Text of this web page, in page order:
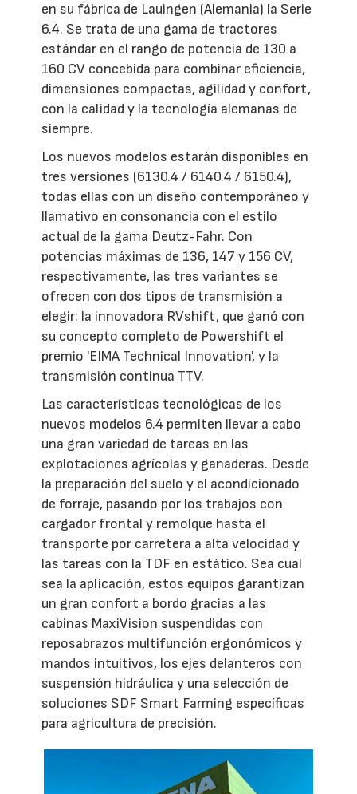
en su fábrica de Lauingen (Alemania) la Serie
6.4. Se trata de una gama de tractores
estándar en el rango de potencia de 130 a
160 CV concebida para combinar eficiencia,
dimensiones compactas, agilidad y confort,
con la calidad y la tecnología alemanas de
siempre.
Los nuevos modelos estarán disponibles en
tres versiones (6130.4 / 6140.4 / 6150.4),
todas ellas con un diseño contemporáneo y
llamativo en consonancia con el estilo
actual de la gama Deutz-Fahr. Con
potencias máximas de 136, 147 y 156 CV,
respectivamente, las tres variantes se
ofrecen con dos tipos de transmisión a
elegir: la innovadora RVshift, que ganó con
su concepto completo de Powershift el
premio 'EIMA Technical Innovation', y la
transmisión continua TTV.
Las características tecnológicas de los
nuevos modelos 6.4 permiten llevar a cabo
una gran variedad de tareas en las
explotaciones agrícolas y ganaderas. Desde
la preparación del suelo y el acondicionado
de forraje, pasando por los trabajos con
cargador frontal y remolque hasta el
transporte por carretera a alta velocidad y
las tareas con la TDF en estático. Sea cual
sea la aplicación, estos equipos garantizan
un gran confort a bordo gracias a las
cabinas MaxiVision suspendidas con
reposabrazos multifunción ergonómicos y
mandos intuitivos, los ejes delanteros con
suspensión hidráulica y una selección de
soluciones SDF Smart Farming específicas
para agricultura de precisión.